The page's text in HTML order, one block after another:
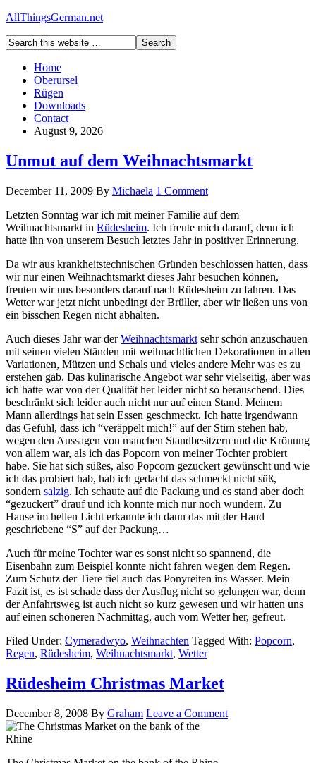
AllThingsGerman.net
Home
Oberursel
Rügen
Downloads
Contact
August 9, 2026
Unmut auf dem Weihnachtsmarkt
December 11, 2009 By Michaela 1 Comment
Letzten Sonntag war ich mit meiner Familie auf dem
Weihnachtsmarkt in Rüdesheim. Ich freute mich darauf, denn ich
hatte ihn von unserem Besuch letztes Jahr in positiver Erinnerung.
Da wir aus krankheitstechnischen Gründen beschlossen hatten, dass
wir nur einen Weihnachtsmarkt dieses Jahr besuchen können,
freuten wir uns besonders darauf nach Rüdesheim zu fahren. Das
Wetter war jetzt nicht unbedingt der Brüller, aber wir ließen uns von
ein bisschen Regen nicht abhalten.
Auch dieses Jahr war derWeihnachtsmarkt sehr schön anzuschauen
mit seinen vielen Ständen mit weihnachtlichen Dekorationen in allen
Variationen, Mützen und Schals und vieles andere Mehr was es zu
erstehen gab. Das kulinarische Angebot war sehr vielseitig, aber was
ich hatte war von der Qualität her leider nicht so berauschend. Dies
beschränkt sich leider auch nicht nur auf einen Stand. Meinem
Mann allerdings hat sein Essen geschmeckt. Ich hatte irgendwann
das Gefühl, dass ich “veräppelt mich!” auf der Stirn stehen hab,
wegen den Aussagen von manchen Standbesitzern und die Krönung
von allem war, als ich das Popcorn von meiner Tochter probiert
habe. Sie hat sich süßes, also Popcorn gezuckert gewünscht und wie
ich das probiert hab, hab ich gedacht das schmeckt nicht süß,
sondern salzig. Ich schaute auf die Packung und es stand aber doch
“gezuckert” drauf und ich konnte mich nur noch wundern. Zu
Hause im hellen Licht erkannte ich dann das mit der Hand
geschriebene “S” auf der Packung…
Auch für meine Tochter war es sonst nicht so spannend, die
Eisenbahn zum Beispiel konnte nicht fahren wegen dem Regen.
Zum Schutz der Tiere fiel auch das Ponyreiten ins Wasser. Mein
Fazit ist, es ist schade dass der Ausflug nicht so gelungen war, denn
der Anfahrtsweg ist auch nicht so kurz gewesen und wir hatten uns
auf einen schöneren Nachmittag, auch vom Wetter her, gefreut.
Filed Under: Cymeradwyo, Weihnachten Tagged With: Popcorn,
Regen, Rüdesheim, Weihnachtsmarkt, Wetter
Rüdesheim Christmas Market
December 8, 2008 By Graham Leave a Comment